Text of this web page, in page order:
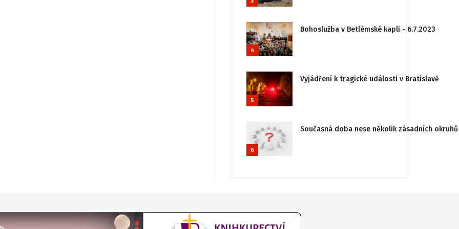
4
Bohoslužba v Betlémské kapli - 6.7.2023
5
Vyjádření k tragické události v Bratislavě
6
Současná doba nese několik zásadních